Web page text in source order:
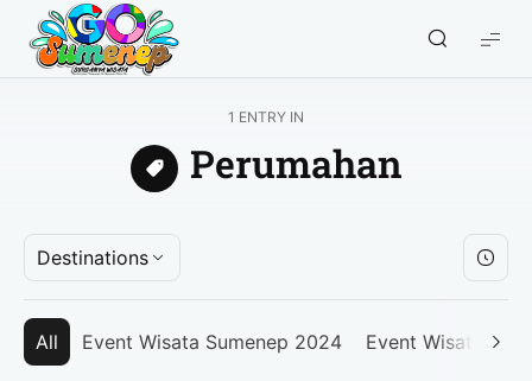
GO
Sumenep
1 ENTRY IN
Perumahan
Destinations
All Event Wisata Sumenep 2024 Event Wisata